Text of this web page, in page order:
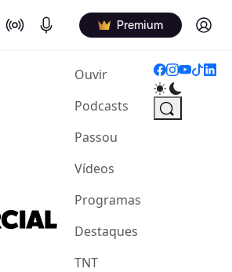
On Air Podcasts Premium Log in
Ouvir(current)
Podcasts
Passou
Vídeos
Programas
Destaques
TNT